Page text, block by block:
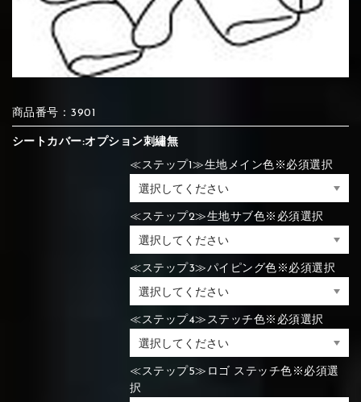
⑦Blue
⑪Black
⑭Caramel
④Brown ⑤Dark Brown ⑥Yellow
⑦Blue ⑧Orange ⑨Pink
⑪Black
⑭Caramel ⑮Wine red
⑧Orange ⑨Pink
⑪Black ⑫Ivory
①Black ②Gray ③Light gray
④Beige
⑧Yellow ⑨Orange
①Black ②Gray ③Light gray
④Beige ⑤Ivory ⑥Red
⑧Yellow
⑪Blue ⑫Aqua blue
商品番号：3901
シートカバー:オプション刺繡無
≪ステップ1≫生地メイン色※必須選択
≪ステップ2≫生地サブ色※必須選択
≪ステップ3≫パイピング色※必須選択
≪ステップ4≫ステッチ色※必須選択
≪ステップ5≫ロゴ ステッチ色※必須選
択